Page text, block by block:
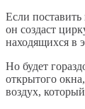
Если
он создаст
находящихся в
Но будет
открытого
воздух,